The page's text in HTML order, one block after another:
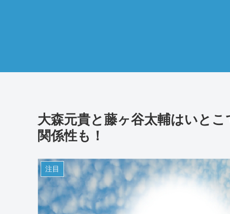
大森元貴と藤ヶ谷太輔はいと
関係性も！
注目